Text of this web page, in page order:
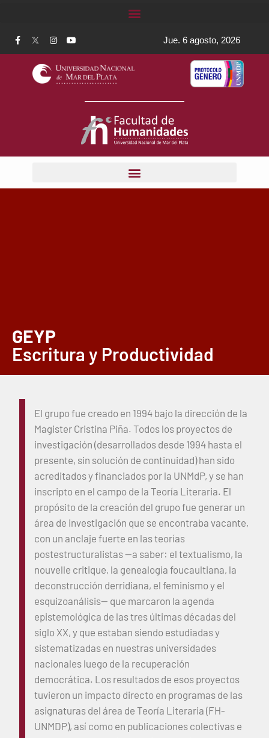
Jue. 6 agosto, 2026
GEYP
Escritura y Productividad
El grupo fue creado en 1994 bajo la dirección de la
Magister Cristina Piña. Todos los proyectos de
investigación (desarrollados desde 1994 hasta el
presente, sin solución de continuidad) han sido
acreditados y financiados por la UNMdP, y se han
inscripto en el campo de la Teoría Literaria. El
propósito de la creación del grupo fue generar un
área de investigación que se encontraba vacante,
con un anclaje fuerte en las teorías
postestructuralistas —a saber: el textualismo, la
nouvelle critique, la genealogía foucaultiana, la
deconstrucción derridiana, el feminismo y el
esquizoanálisis— que marcaron la agenda
epistemológica de las tres últimas décadas del
siglo XX, y que estaban siendo estudiadas y
sistematizadas en nuestras universidades
nacionales luego de la recuperación
democrática. Los resultados de esos proyectos
tuvieron un impacto directo en programas de las
asignaturas del área de Teoría Literaria (FH-
UNMDP), así como en publicaciones colectivas e